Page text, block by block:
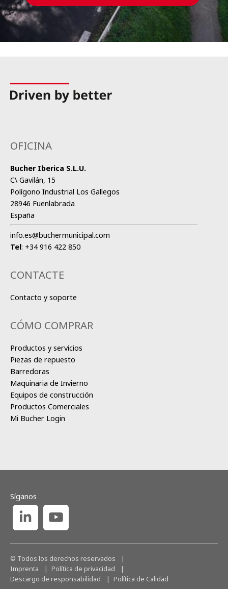
OFICINA
Bucher Iberica S.L.U.
C\ Gavilán, 15
Polígono Industrial Los Gallegos
28946 Fuenlabrada
España
info.es@buchermunicipal.com
Tel: +34 916 422 850
CONTACTE
Contacto y soporte
CÓMO COMPRAR
Productos y servicios
Piezas de repuesto
Barredoras
Maquinaria de Invierno
Equipos de construcción
Productos Comerciales
Mi Bucher Login
© Todos los derechos reservados
|
Imprenta
Política de privacidad
Descargo de responsabilidad
Política de Calidad
Síganos